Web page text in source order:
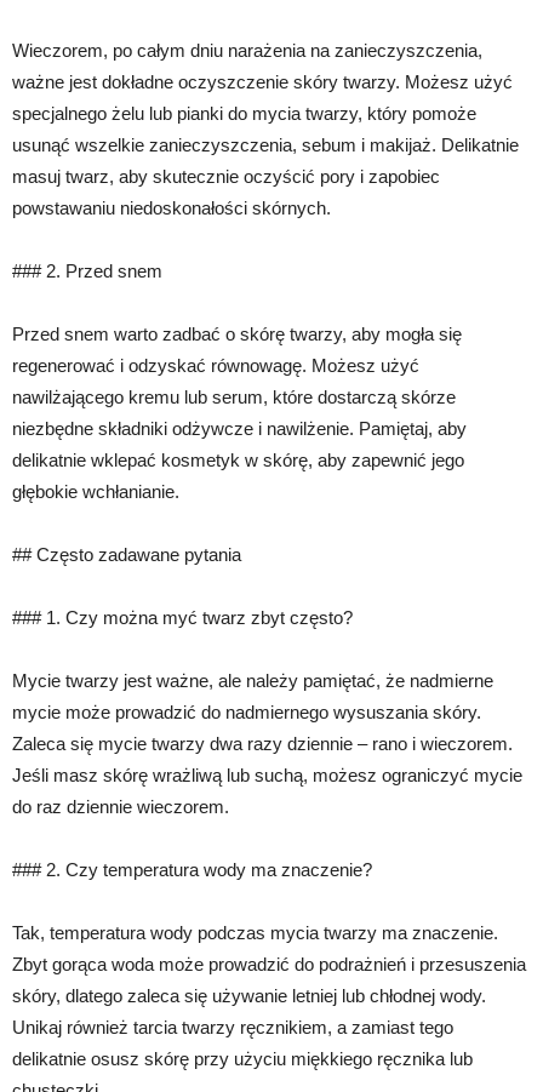
Wieczorem, po całym dniu narażenia na zanieczyszczenia,
ważne jest dokładne oczyszczenie skóry twarzy. Możesz użyć
specjalnego żelu lub pianki do mycia twarzy, który pomoże
usunąć wszelkie zanieczyszczenia, sebum i makijaż. Delikatnie
masuj twarz, aby skutecznie oczyścić pory i zapobiec
powstawaniu niedoskonałości skórnych.
### 2. Przed snem
Przed snem warto zadbać o skórę twarzy, aby mogła się
regenerować i odzyskać równowagę. Możesz użyć
nawilżającego kremu lub serum, które dostarczą skórze
niezbędne składniki odżywcze i nawilżenie. Pamiętaj, aby
delikatnie wklepać kosmetyk w skórę, aby zapewnić jego
głębokie wchłanianie.
## Często zadawane pytania
### 1. Czy można myć twarz zbyt często?
Mycie twarzy jest ważne, ale należy pamiętać, że nadmierne
mycie może prowadzić do nadmiernego wysuszania skóry.
Zaleca się mycie twarzy dwa razy dziennie – rano i wieczorem.
Jeśli masz skórę wrażliwą lub suchą, możesz ograniczyć mycie
do raz dziennie wieczorem.
### 2. Czy temperatura wody ma znaczenie?
Tak, temperatura wody podczas mycia twarzy ma znaczenie.
Zbyt gorąca woda może prowadzić do podrażnień i przesuszenia
skóry, dlatego zaleca się używanie letniej lub chłodnej wody.
Unikaj również tarcia twarzy ręcznikiem, a zamiast tego
delikatnie osusz skórę przy użyciu miękkiego ręcznika lub